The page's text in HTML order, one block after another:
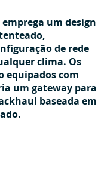
um design
de rede
clima. Os
equipados com
um gateway para
baseada em